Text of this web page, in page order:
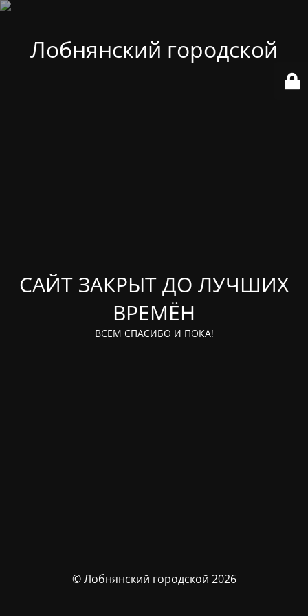
Лобнянский городской
САЙТ ЗАКРЫТ ДО ЛУЧШИХ
ВРЕМЁН
ВСЕМ СПАСИБО И ПОКА!
© Лобнянский городской 2026